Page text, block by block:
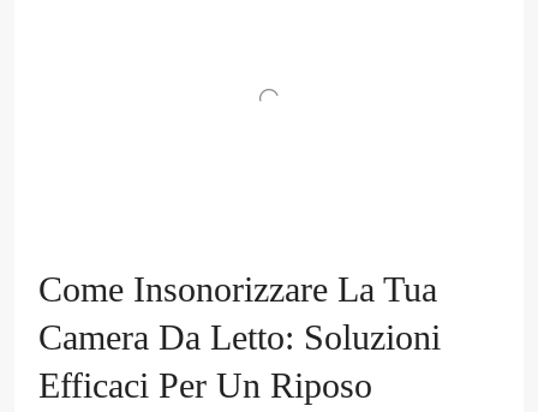
Come Insonorizzare La Tua
Camera Da Letto: Soluzioni
Efficaci Per Un Riposo